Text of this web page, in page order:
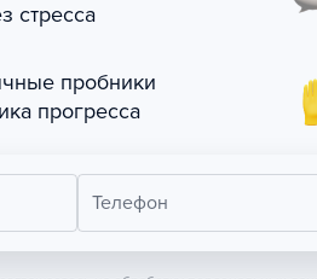
стресса
пробники
прогресса
Телефон